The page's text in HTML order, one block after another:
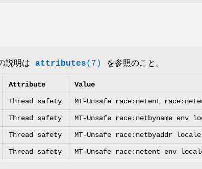
説明は attributes(7) を参照のこと。
Attribute Value
Thread safety MT-Unsafe race:netent
Thread safety MT-Unsafe race:netbyname env
Thread safety MT-Unsafe race:netbyaddr locale
Thread safety MT-Unsafe race:netent env